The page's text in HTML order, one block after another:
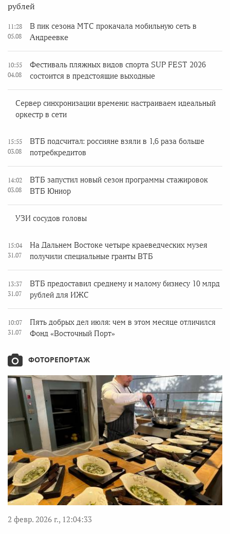
рублей
11:28
05.08
В пик сезона МТС прокачала мобильную сеть в
Андреевке
10:55
04.08
Фестиваль пляжных видов спорта SUP FEST 2026
состоится в предстоящие выходные
Сервер синхронизации времени: настраиваем идеальный
оркестр в сети
15:55
03.08
ВТБ подсчитал: россияне взяли в 1,6 раза больше
потребкредитов
14:02
03.08
ВТБ запустил новый сезон программы стажировок
ВТБ Юниор
УЗИ сосудов головы
15:04
31.07
На Дальнем Востоке четыре краеведческих музея
получили специальные гранты ВТБ
13:37
31.07
ВТБ предоставил среднему и малому бизнесу 10 млрд
рублей для ИЖС
10:07
31.07
Пять добрых дел июля: чем в этом месяце отличился
Фонд «Восточный Порт»
ФОТОРЕПОРТАЖ
2 февр. 2026 г., 12:04:33